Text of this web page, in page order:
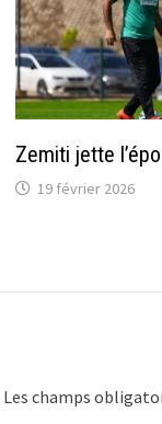
Zemiti jette
19 février 2026
Les champs